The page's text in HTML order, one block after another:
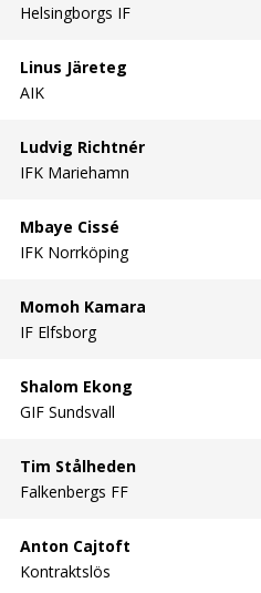
Helsingborgs IF
Linus Järeteg
AIK
Ludvig Richtnér
IFK Mariehamn
Mbaye Cissé
IFK Norrköping
Momoh Kamara
IF Elfsborg
Shalom Ekong
GIF Sundsvall
Tim Stålheden
Falkenbergs FF
Anton Cajtoft
Kontraktslös